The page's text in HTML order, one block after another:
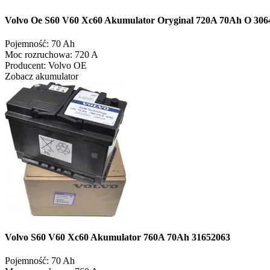
Volvo Oe S60 V60 Xc60 Akumulator Oryginal 720A 70Ah O
Pojemność: 70 Ah
Moc rozruchowa: 720 A
Producent: Volvo OE
Zobacz akumulator
Volvo S60 V60 Xc60 Akumulator 760A 70Ah 31652063
Pojemność: 70 Ah